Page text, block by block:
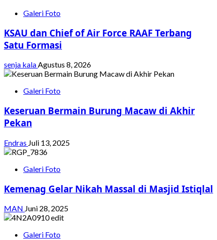
Galeri Foto
KSAU dan Chief of Air Force RAAF Terbang
Satu Formasi
senja kalaAgustus 8, 2026
Galeri Foto
Keseruan Bermain Burung Macaw di Akhir
Pekan
Endras Juli 13, 2025
Galeri Foto
Kemenag Gelar Nikah Massal di Masjid Istiqlal
MAN Juni 28, 2025
Galeri Foto